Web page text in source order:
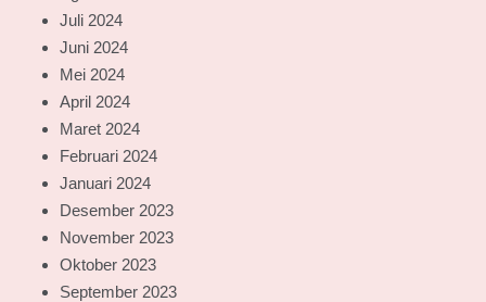
Juli 2024
Juni 2024
Mei 2024
April 2024
Maret 2024
Februari 2024
Januari 2024
Desember 2023
November 2023
Oktober 2023
September 2023